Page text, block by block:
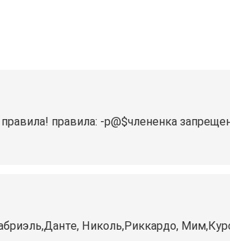
правила: -р@$члененка
Николь,Риккардо,